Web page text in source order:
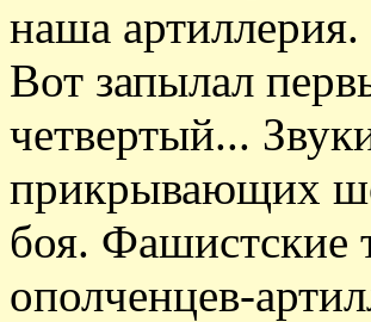
наша артиллерия.
Вот запылал
четвертый...
прикрывающих
боя. Фашистские
ополченцев-